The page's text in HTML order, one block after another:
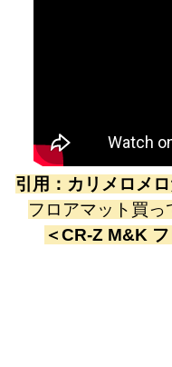
引用： カリメロメ
フロアマット買
＜CR-Z M&K